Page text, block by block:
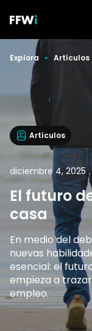
Explora Artículos
Artículos
diciembre 4, 2025
El futuro
casa
En medio del
nuevas
esencial: el
empieza a
empleo.